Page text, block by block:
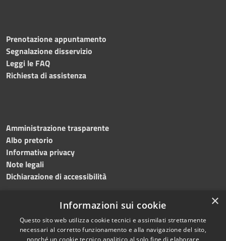
Prenotazione appuntamento
Segnalazione disservizio
Leggi le FAQ
Richiesta di assistenza
Amministrazione trasparente
Albo pretorio
Informativa privacy
Note legali
Dichiarazione di accessibilità
RSS
Accessibilità
Copyright © 2024 •
Comune diGrottaminarda
×
Informazioni sui cookie
Questo sito web utilizza cookie tecnici e assimilati strettamente
necessari al corretto funzionamento e alla navigazione del sito,
nonché un cookie tecnico analitico al solo fine di elaborare